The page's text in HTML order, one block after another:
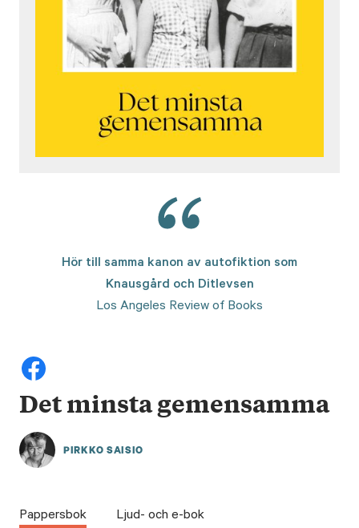
Hör till samma kanon av autofiktion som
Knausgård och Ditlevsen
Los Angeles Review of Books
Det minsta gemensamma
PIRKKO SAISIO
Pappersbok Ljud- och e-bok